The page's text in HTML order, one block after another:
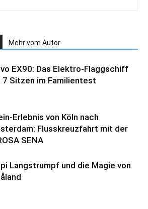
Mehr vom Autor
EX90: Das Elektro-Flaggschiff
7 Sitzen im Familientest
Erlebnis von Köln nach
Flusskreuzfahrt mit der
SENA
Langstrumpf und die Magie von